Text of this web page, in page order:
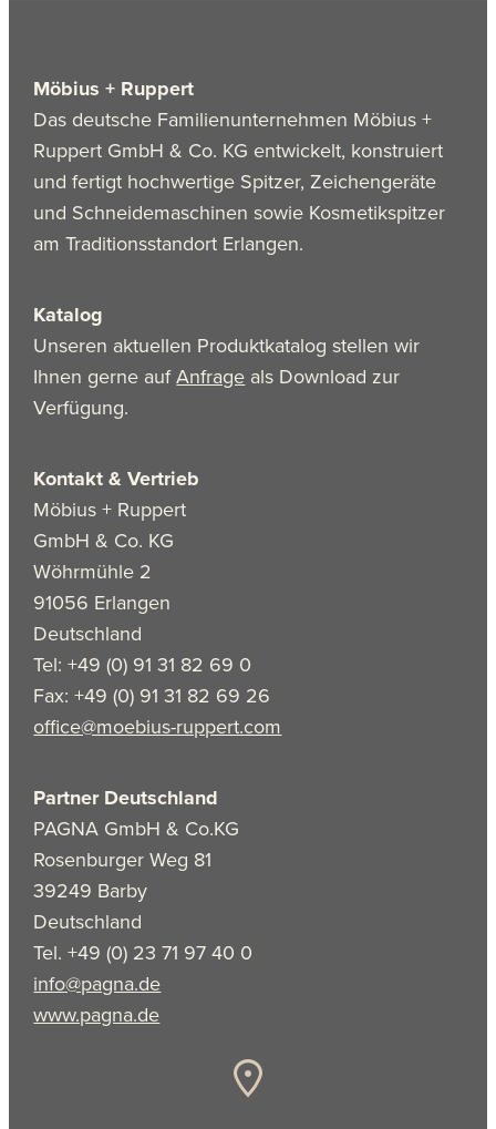
Möbius + Ruppert
Das deutsche Familienunternehmen Möbius +
Ruppert GmbH & Co. KG entwickelt, konstruiert
und fertigt hochwertige Spitzer, Zeichengeräte
und Schneidemaschinen sowie Kosmetikspitzer
am Traditionsstandort Erlangen.
Katalog
Unseren aktuellen Produktkatalog stellen wir
Ihnen gerne aufAnfrage als Download zur
Verfügung.
Kontakt & Vertrieb
Möbius + Ruppert
GmbH & Co. KG
Wöhrmühle 2
91056 Erlangen
Deutschland
Tel: +49 (0) 91 31 82 69 0
Fax: +49 (0) 91 31 82 69 26
office@moebius-ruppert.com
Partner Deutschland
PAGNA GmbH & Co.KG
Rosenburger Weg 81
39249 Barby
Deutschland
Tel. +49 (0) 23 71 97 40 0
info@pagna.de
www.pagna.de